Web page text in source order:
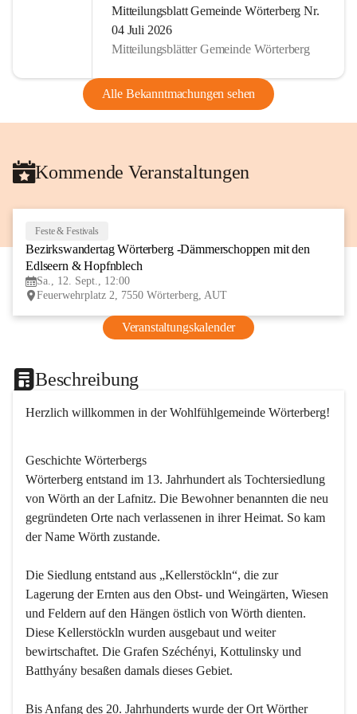
Mitteilungsblatt Gemeinde Wörterberg Nr.
04 Juli 2026
Mitteilungsblätter Gemeinde Wörterberg
Alle Bekanntmachungen sehen
Kommende Veranstaltungen
Feste & Festivals
Bezirkswandertag Wörterberg -Dämmerschoppen mit den
Edlseern & Hopfnblech
Sa., 12. Sept., 12:00
Feuerwehrplatz 2, 7550 Wörterberg, AUT
Veranstaltungskalender
Beschreibung
Herzlich willkommen in der Wohlfühlgemeinde Wörterberg!
Geschichte Wörterbergs
Wörterberg entstand im 13. Jahrhundert als Tochtersiedlung
von Wörth an der Lafnitz. Die Bewohner benannten die neu
gegründeten Orte nach verlassenen in ihrer Heimat. So kam
der Name Wörth zustande.
Die Siedlung entstand aus „Kellerstöckln“, die zur
Lagerung der Ernten aus den Obst- und Weingärten, Wiesen
und Feldern auf den Hängen östlich von Wörth dienten.
Diese Kellerstöckln wurden ausgebaut und weiter
bewirtschaftet. Die Grafen Széchényi, Kottulinsky und
Batthyány besaßen damals dieses Gebiet.
Bis Anfang des 20. Jahrhunderts wurde der Ort Wörther